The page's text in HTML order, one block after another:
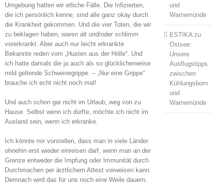
Umgebung hatten wir etliche Fälle. Die Infizierten,
die ich persönlich kenne, sind alle ganz okay durch
die Krankheit gekommen. Und die vier Toten, die wir
zu beklagen haben, waren alt und/oder schlimm
vorerkrankt. Aber auch nur leicht erkrankte
Bekannte reden vom „Husten aus der Hölle“. Und
ich hatte damals die ja auch als so glücklicherweise
mild geltende Schweinegrippe. – „Nur eine Grippe“
brauche ich echt nicht noch mal!
Und auch schon gar nicht im Urlaub, weg von zu
Hause. Selbst wenn ich dürfte, möchte ich nicht im
Ausland sein, wenn ich erkranke.
Ich könnte mir vorstellen, dass man in viele Länder
ohnehin erst wieder einreisen darf, wenn man an der
Grenze entweder die Impfung oder Immunität durch
Durchmachen per ärztlichem Attest vorweisen kann.
Demnach wird das für uns noch eine Weile dauern.
und
Warnemünde
ESTIKAzu
Ostsee:
Unsere
Ausflugstipps
zwischen
Kühlungsborn
und
Warnemünde